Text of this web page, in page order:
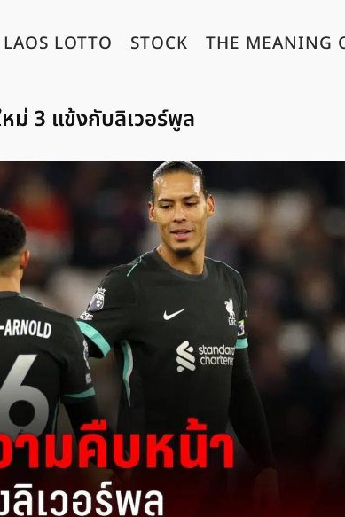
LAOS LOTTO STOCK THE MEANING
ม่ 3 แข้งกับลิเวอร์พูล